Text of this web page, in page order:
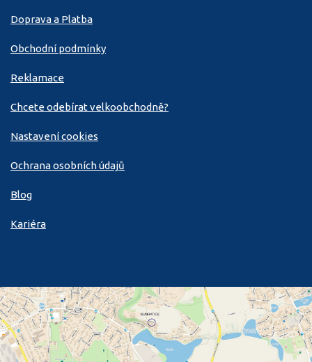
Doprava a Platba
Obchodní podmínky
Reklamace
Chcete odebírat velkoobchodně?
Nastavení cookies
Ochrana osobních údajů
Blog
Kariéra